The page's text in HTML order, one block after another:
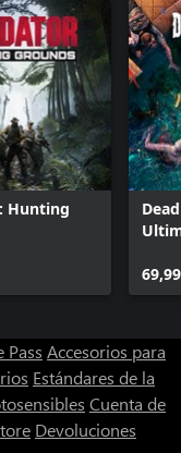
Hunting
Pass Accesorios para
Estándares de la
Cuenta de
Devoluciones